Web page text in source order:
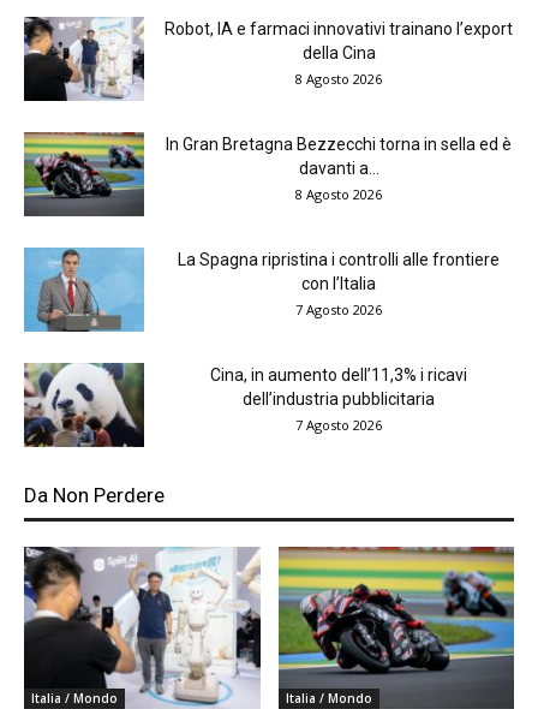
Robot, IA e farmaci innovativi trainano l’export
della Cina
8 Agosto 2026
In Gran Bretagna Bezzecchi torna in sella ed è
davanti a...
8 Agosto 2026
La Spagna ripristina i controlli alle frontiere
con l’Italia
7 Agosto 2026
Cina, in aumento dell’11,3% i ricavi
dell’industria pubblicitaria
7 Agosto 2026
Da Non Perdere
Italia / Mondo Italia / Mondo